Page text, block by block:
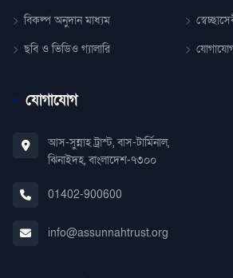
বিকল্প অনুদান মাধ্যম
ছবি ও ভিডিও গ্যালারি
যোগাযোগ
আস-সুন্নাহ ট্রাস্ট, বাস-টার্মিনাল,
ঝিনাইদহ, বাংলাদেশ-৭৩০০
01402-900600
info@assunnahtrust.org